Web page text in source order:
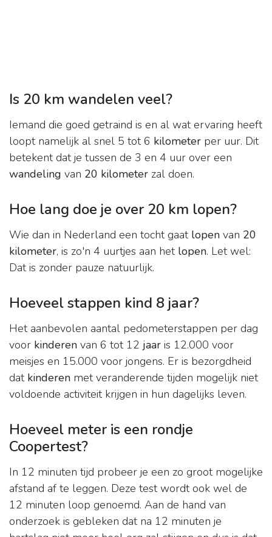
Is 20 km wandelen veel?
Iemand die goed getraind is en al wat ervaring heeft
loopt namelijk al snel 5 tot 6 kilometer per uur. Dit
betekent dat je tussen de 3 en 4 uur over een
wandeling van 20 kilometer zal doen.
Hoe lang doe je over 20 km lopen?
Wie dan in Nederland een tocht gaat lopen van 20
kilometer, is zo'n 4 uurtjes aan het lopen. Let wel:
Dat is zonder pauze natuurlijk.
Hoeveel stappen kind 8 jaar?
Het aanbevolen aantal pedometerstappen per dag
voor kinderen van 6 tot 12 jaar is 12.000 voor
meisjes en 15.000 voor jongens. Er is bezorgdheid
dat kinderen met veranderende tijden mogelijk niet
voldoende activiteit krijgen in hun dagelijks leven.
Hoeveel meter is een rondje
Coopertest?
In 12 minuten tijd probeer je een zo groot mogelijke
afstand af te leggen. Deze test wordt ook wel de
12 minuten loop genoemd. Aan de hand van
onderzoek is gebleken dat na 12 minuten je